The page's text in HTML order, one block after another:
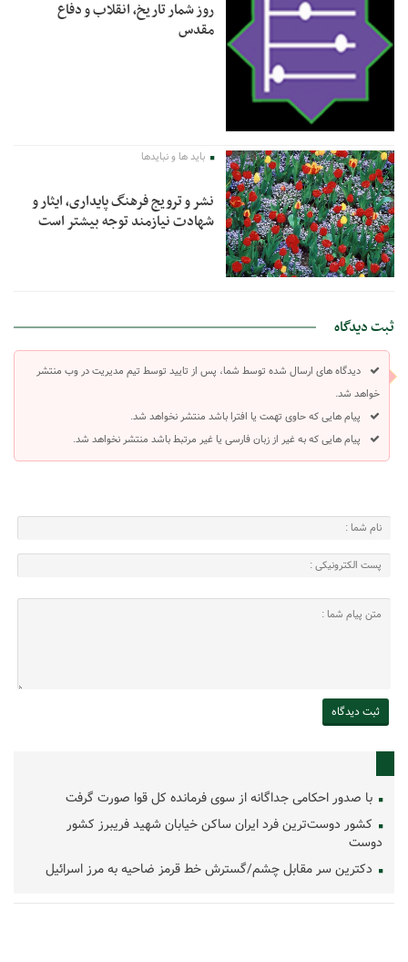
روز شمار تاریخ، انقلاب و دفاع
مقدس
باید ها و نبایدها
نشر و ترویج فرهنگ پایداری، ایثار و
شهادت نیازمند توجه بیشتر است
ثبت دیدگاه
دیدگاه های ارسال شده توسط شما، پس از تایید توسط تیم مدیریت در وب منتشر
خواهد شد.
پیام هایی که حاوی تهمت یا افترا باشد منتشر نخواهد شد.
پیام هایی که به غیر از زبان فارسی یا غیر مرتبط باشد منتشر نخواهد شد.
با صدور احکامی جداگانه از سوی فرمانده کل قوا صورت گرفت
کشور دوست‌ترین فرد ایران ساکن خیابان شهید فریبرز کشور
دوست
دکترین سر مقابل چشم/گسترش خط قرمز ضاحیه به مرز اسرائیل